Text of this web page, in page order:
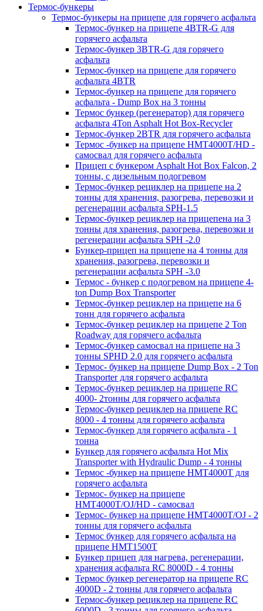
Термос-бункеры
Термос-бункеры на прицепе для горячего асфальта
Термос-бункер на прицепе 4BTR-G для
горячего асфальта
Термос-бункер 3BTR-G для горячего
асфальта
Термос-бункер на прицепе для горячего
асфальта 4BTR
Термос-бункер на прицепе для горячего
асфальта - Dump Box на 3 тонны
Термос бункер (регенератор) для горячего
асфальта 4Ton Asphalt Hot Box-Recycler
Термос-бункер 2BTR для горячего асфальта
Термос -бункер на прицепе HMT4000T/HD -
самосвал для горячего асфальта
Прицеп с бункером Asphalt Hot Box Falcon, 2
тонны, с дизельным подогревом
Термос-бункер рециклер на прицепе на 2
тонны для хранения, разогрева, перевозки и
регенерации асфальта SPH-1.5
Термос-бункер рециклер на прицепена на 3
тонны для хранения, разогрева, перевозки и
регенерации асфальта SPH -2.0
Бункер-прицеп на прицепе на 4 тонны для
хранения, разогрева, перевозки и
регенерации асфальта SPH -3.0
Термос - бункер с подогревом на прицепе 4-
ton Dump Box Transporter
Термос-бункер рециклер на прицепе на 6
тонн для горячего асфальта
Термос-бункер рециклер на прицепе 2 Ton
Roadway для горячего асфальта
Термос-бункер самосвал на прицепе на 3
тонны SPHD 2.0 для горячего асфальта
Термос- бункер на прицепе Dump Box - 2 Ton
Transporter для горячего асфальта
Термос-бункер рециклер на прицепе RC
4000- 2тонны для горячего асфальта
Термос-бункер рециклер на прицепе RC
8000 - 4 тонны для горячего асфальта
Термос-бункер для горячего асфальта - 1
тонна
Бункер для горячего асфальта Hot Mix
Transporter with Hydraulic Dump - 4 тонны
Термос -бункер на прицепе HMT4000T для
горячего асфальта
Термос- бункер на прицепе
HMT4000T/OJ/HD - самосвал
Термос- бункер на прицепе HMT4000T/OJ - 2
тонны для горячего асфальта
Термос бункер для горячего асфальта на
прицепе HMT1500T
Бункер прицеп для нагрева, регенерации,
хранения асфальта RC 8000D - 4 тонны
Термос бункер регенератор на прицепе RC
4000D - 2 тонны для горячего асфальта
Термос-бункер рециклер на прицепе RC